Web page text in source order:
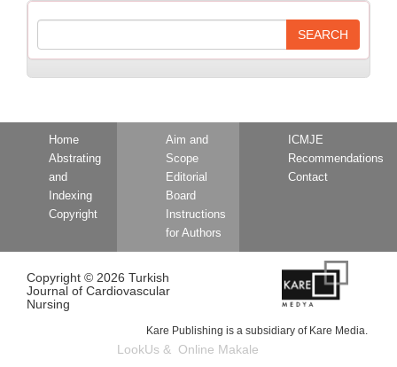
Home
Abstrating
and
Indexing
Copyright
Aim and
Scope
Editorial
Board
Instructions
for Authors
ICMJE
Recommendations
Contact
Copyright © 2026 Turkish
Journal of Cardiovascular
Nursing
Kare Publishing is a subsidiary of Kare Media.
LookUs & Online Makale